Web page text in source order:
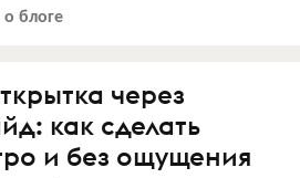
о блоге
через
как сделать
и без ощущения